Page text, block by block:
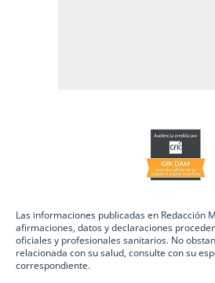
Las informaciones publicadas en Redacción
afirmaciones, datos y declaraciones
oficiales y profesionales sanitarios. No
relacionada con su salud, consulte con su
correspondiente.